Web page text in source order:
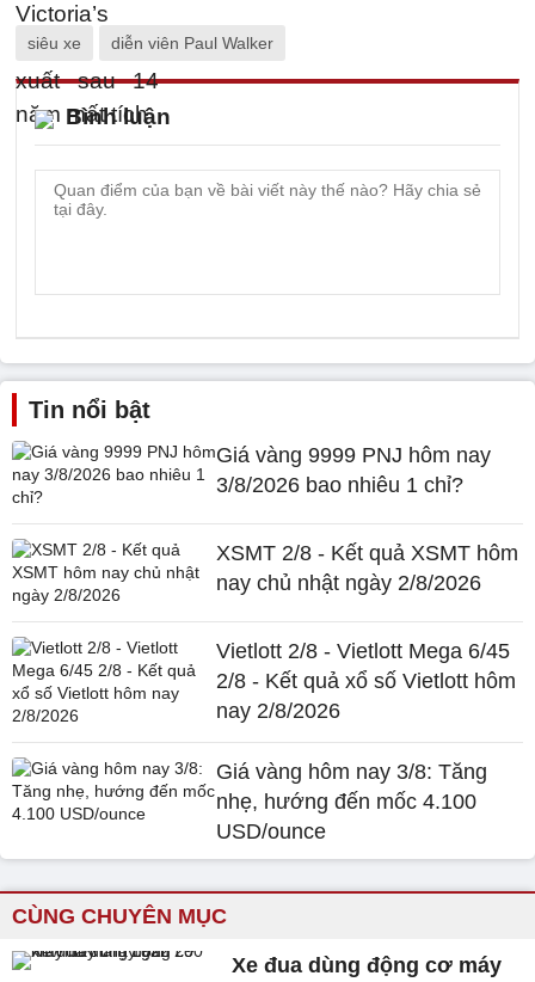
siêu xe diễn viên Paul Walker
Bình luận
Tin nổi bật
Giá vàng 9999 PNJ hôm nay
3/8/2026 bao nhiêu 1 chỉ?
XSMT 2/8 - Kết quả XSMT hôm
nay chủ nhật ngày 2/8/2026
Vietlott 2/8 - Vietlott Mega 6/45
2/8 - Kết quả xổ số Vietlott hôm
nay 2/8/2026
Giá vàng hôm nay 3/8: Tăng
nhẹ, hướng đến mốc 4.100
USD/ounce
CÙNG CHUYÊN MỤC
Xe đua dùng động cơ máy